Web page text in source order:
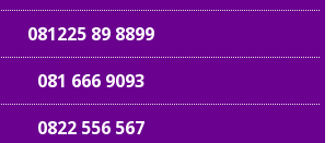
081225 89 8899
081 666 9093
0822 556 567